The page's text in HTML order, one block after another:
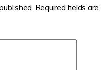
Required fields are